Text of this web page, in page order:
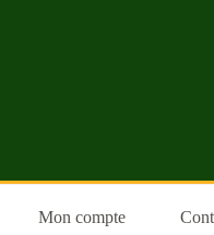
Mon compte